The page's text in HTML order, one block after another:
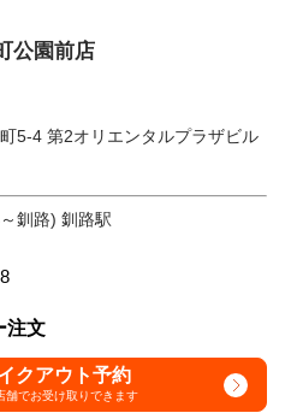
公園前店
5-4 第2オリエンタルプラザビル
釧路) 釧路駅
注文
クアウト予約
舗でお受け取りできます